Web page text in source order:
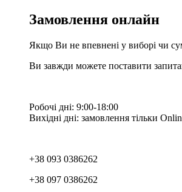
Замовлення онлайн
Якщо Ви не впевнені у виборі чи
Ви завжди можете поставити
Робочі дні: 9:00-18:00
Вихідні дні: замовлення тільки
+38 093 0386262
+38 097 0386262